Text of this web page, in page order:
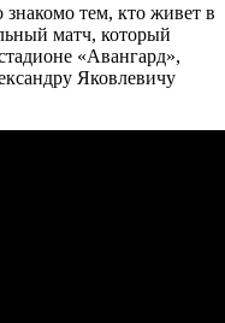
тем, кто живет в
матч, который
«Авангард»,
Яковлевичу